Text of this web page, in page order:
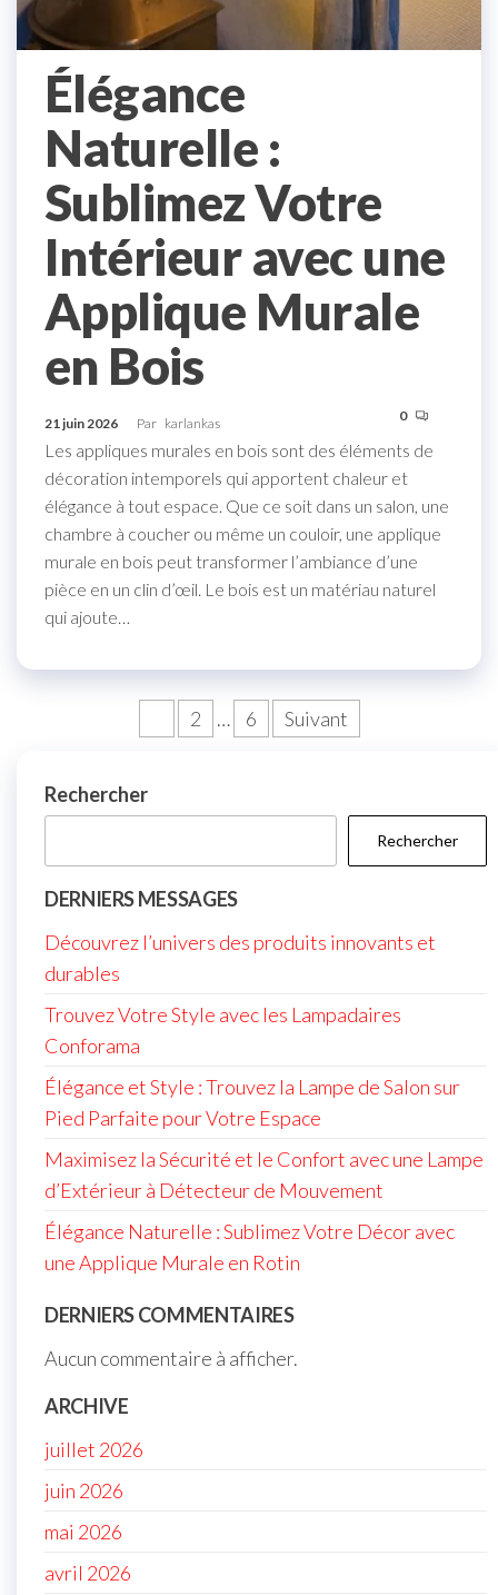
Élégance
Naturelle :
Sublimez Votre
Intérieur avec une
Applique Murale
en Bois
21 juin 2026 Par karlankas 0
Les appliques murales en bois sont des éléments de
décoration intemporels qui apportent chaleur et
élégance à tout espace. Que ce soit dans un salon, une
chambre à coucher ou même un couloir, une applique
murale en bois peut transformer l’ambiance d’une
pièce en un clin d’œil. Le bois est un matériau naturel
qui ajoute…
publications
2 … 6 Suivant
Rechercher
Rechercher
DERNIERS MESSAGES
Découvrez l’univers des produits innovants et
durables
Trouvez Votre Style avec les Lampadaires
Conforama
Élégance et Style : Trouvez la Lampe de Salon sur
Pied Parfaite pour Votre Espace
Maximisez la Sécurité et le Confort avec une Lampe
d’Extérieur à Détecteur de Mouvement
Élégance Naturelle : Sublimez Votre Décor avec
une Applique Murale en Rotin
DERNIERS COMMENTAIRES
Aucun commentaire à afficher.
ARCHIVE
juillet 2026
juin 2026
mai 2026
avril 2026